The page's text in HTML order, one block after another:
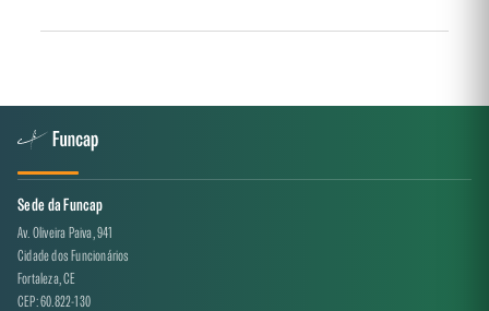
Sede da Funcap
Av. Oliveira Paiva, 941
Cidade dos Funcionários
Fortaleza, CE
CEP: 60.822-130